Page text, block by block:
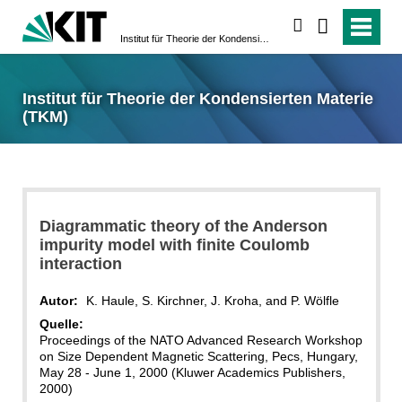
Institut für Theorie der Kondensierten Materie
(TKM)
Diagrammatic theory of the Anderson
impurity model with finite Coulomb
interaction
Autor:
K. Haule, S. Kirchner, J. Kroha, and P. Wölfle
Quelle:
Proceedings of the NATO Advanced Research Workshop
on Size Dependent Magnetic Scattering, Pecs, Hungary,
May 28 - June 1, 2000 (Kluwer Academics Publishers,
2000)